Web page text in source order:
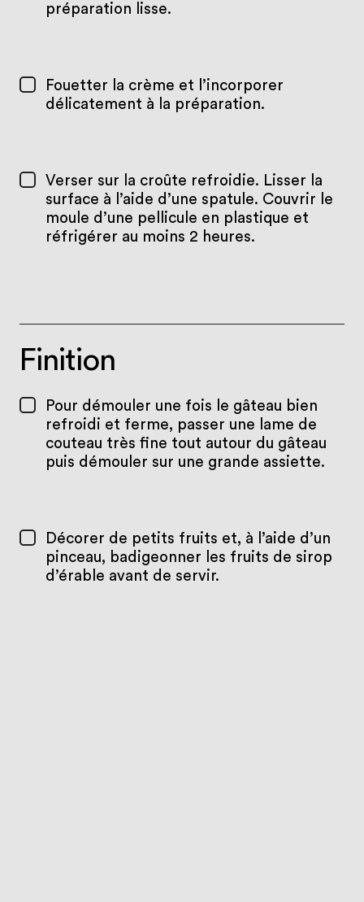
préparation lisse.
Fouetter la crème et l’incorporer
délicatement à la préparation.
Verser sur la croûte refroidie. Lisser la
surface à l’aide d’une spatule. Couvrir le
moule d’une pellicule en plastique et
réfrigérer au moins 2 heures.
Finition
Pour démouler une fois le gâteau bien
refroidi et ferme, passer une lame de
couteau très fine tout autour du gâteau
puis démouler sur une grande assiette.
Décorer de petits fruits et, à l’aide d’un
pinceau, badigeonner les fruits de sirop
d’érable avant de servir.